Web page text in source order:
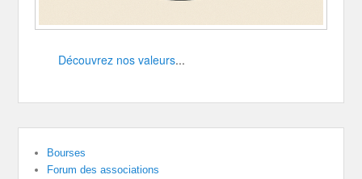
Découvrez nos valeurs...
Bourses
Forum des associations